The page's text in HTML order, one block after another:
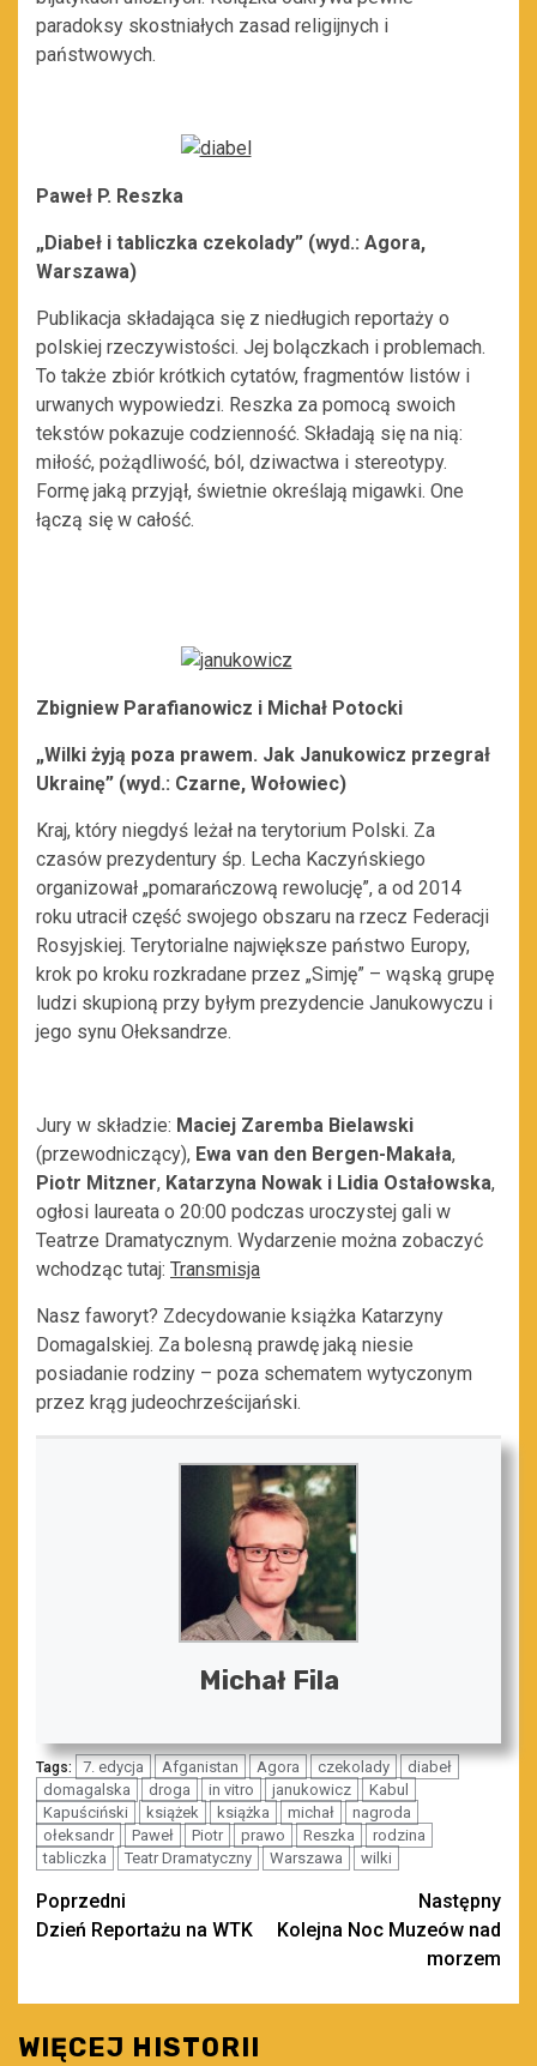
paradoksy skostniałych zasad religijnych i
państwowych.
Paweł P. Reszka
„Diabeł i tabliczka czekolady” (wyd.: Agora,
Warszawa)
Publikacja składająca się z niedługich reportaży o
polskiej rzeczywistości. Jej bolączkach i problemach.
To także zbiór krótkich cytatów, fragmentów listów i
urwanych wypowiedzi. Reszka za pomocą swoich
tekstów pokazuje codzienność. Składają się na nią:
miłość, pożądliwość, ból, dziwactwa i stereotypy.
Formę jaką przyjął, świetnie określają migawki. One
łączą się w całość.
Zbigniew Parafianowicz i Michał Potocki
„Wilki żyją poza prawem. Jak Janukowicz przegrał
Ukrainę” (wyd.: Czarne, Wołowiec)
Kraj, który niegdyś leżał na terytorium Polski. Za
czasów prezydentury śp. Lecha Kaczyńskiego
organizował „pomarańczową rewolucję”, a od 2014
roku utracił część swojego obszaru na rzecz Federacji
Rosyjskiej. Terytorialne największe państwo Europy,
krok po kroku rozkradane przez „Simję” – wąską grupę
ludzi skupioną przy byłym prezydencie Janukowyczu i
jego synu Ołeksandrze.
Jury w składzie: Maciej Zaremba Bielawski
(przewodniczący), Ewa van den Bergen-Makała,
Piotr Mitzner, Katarzyna Nowak i Lidia Ostałowska,
ogłosi laureata o 20:00 podczas uroczystej gali w
Teatrze Dramatycznym. Wydarzenie można zobaczyć
wchodząc tutaj: Transmisja
Nasz faworyt? Zdecydowanie książka Katarzyny
Domagalskiej. Za bolesną prawdę jaką niesie
posiadanie rodziny – poza schematem wytyczonym
przez krąg judeochrześcijański.
Michał Fila
Tags: 7. edycja Afganistan Agora czekolady
diabeł
domagalska
droga in vitro janukowicz
Kabul
Kapuściński
książek książka michał
nagroda
ołeksandr
Paweł Piotr prawo Reszka
rodzina
tabliczka
Teatr Dramatyczny Warszawa wilki
Zobacz
wpisy
Poprzedni
Dzień Reportażu na WTK
Następny
Kolejna Noc Muzeów nad
morzem
WIĘCEJ HISTORII